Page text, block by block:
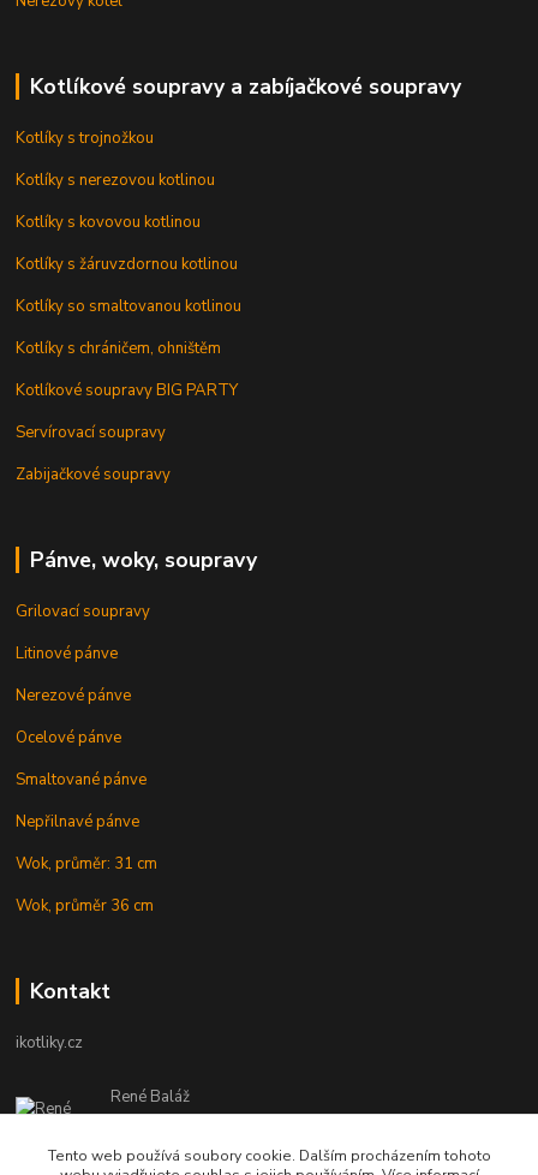
Kotlíkové soupravy a zabíjačkové soupravy
Kotlíky s trojnožkou
Kotlíky s nerezovou kotlinou
Kotlíky s kovovou kotlinou
Kotlíky s žáruvzdornou kotlinou
Kotlíky so smaltovanou kotlinou
Kotlíky s chráničem, ohništěm
Kotlíkové soupravy BIG PARTY
Servírovací soupravy
Zabijačkové soupravy
Pánve, woky, soupravy
Grilovací soupravy
Litinové pánve
Nerezové pánve
Ocelové pánve
Smaltované pánve
Nepřilnavé pánve
Wok, průměr: 31 cm
Wok, průměr 36 cm
Kontakt
ikotliky.cz
René Baláž
Eshop: +421 902 212 007
od 8:00 - do 16:00 hod
Tento web používá soubory cookie. Dalším procházením tohoto